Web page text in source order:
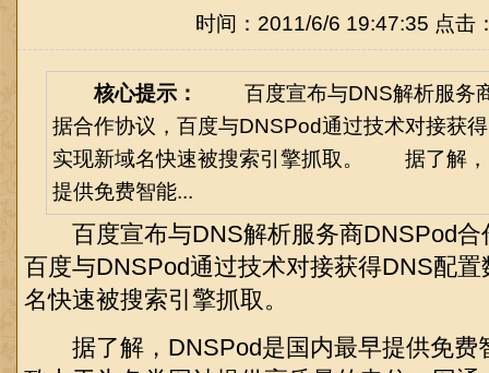
时间：2011/6/6 19:47:35 点击
核心提示：
百度宣布与DNS解析服务
据合作协议，百度与DNSPod通过技术对接获
实现新域名快速被搜索引擎抓取。 据了解，
提供免费智能...
百度宣布与DNS解析服务商DNSPod合
百度与DNSPod通过技术对接获得DNS配
名快速被搜索引擎抓取。
据了解，DNSPod是国内最早提供免费